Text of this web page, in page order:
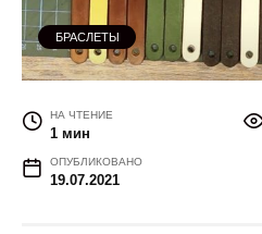
БРАСЛЕТЫ
НА ЧТЕНИЕ
1 мин
ОПУБЛИКОВАНО
19.07.2021